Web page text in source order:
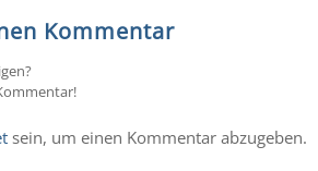
Kommentar
sein, um einen Kommentar abzugeben.